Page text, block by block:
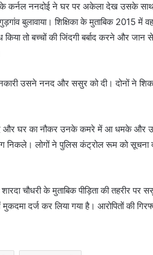
के कर्नल ननदोई ने घर पर अकेला देख उसके
बुलावाया। शिक्षिका के मुताबिक 2015 में
तो बच्चों की जिंदगी बर्बाद करने और जान
उसने ननद और ससुर को दी। दोनों ने
और घर का नौकर उनके कमरे में आ धमके और
निकले। लोगों ने पुलिस कंट्रोल रूम को सूचना
चौधरी के मुताबिक पीड़िता की तहरीर पर
दर्ज कर लिया गया है। आरोपितों की